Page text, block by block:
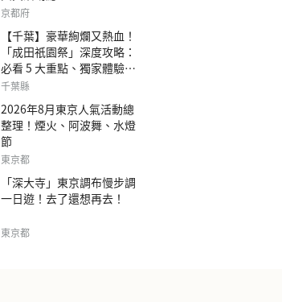
京都府
【千葉】豪華絢爛又熱血！
「成田祇園祭」深度攻略：
必看 5 大重點、獨家體驗指
南
千葉縣
2026年8月東京人氣活動總
整理！煙火、阿波舞、水燈
節
東京都
「深大寺」東京調布慢步調
一日遊！去了還想再去！
東京都